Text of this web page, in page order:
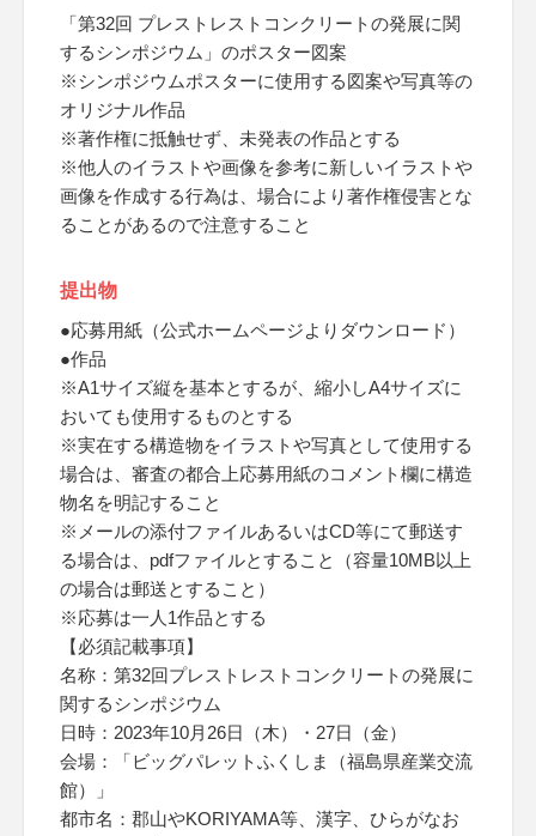
「第32回 プレストレストコンクリートの発展に関
するシンポジウム」のポスター図案
※シンポジウムポスターに使用する図案や写真等の
オリジナル作品
※著作権に抵触せず、未発表の作品とする
※他人のイラストや画像を参考に新しいイラストや
画像を作成する行為は、場合により著作権侵害とな
ることがあるので注意すること
提出物
●応募用紙（公式ホームページよりダウンロード）
●作品
※A1サイズ縦を基本とするが、縮小しA4サイズに
おいても使用するものとする
※実在する構造物をイラストや写真として使用する
場合は、審査の都合上応募用紙のコメント欄に構造
物名を明記すること
※メールの添付ファイルあるいはCD等にて郵送す
る場合は、pdfファイルとすること（容量10MB以上
の場合は郵送とすること）
※応募は一人1作品とする
【必須記載事項】
名称：第32回プレストレストコンクリートの発展に
関するシンポジウム
日時：2023年10月26日（木）・27日（金）
会場：「ビッグパレットふくしま（福島県産業交流
館）」
都市名：郡山やKORIYAMA等、漢字、ひらがなお